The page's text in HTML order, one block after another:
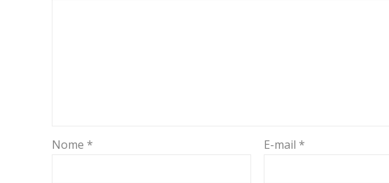
Nome * E-mail *